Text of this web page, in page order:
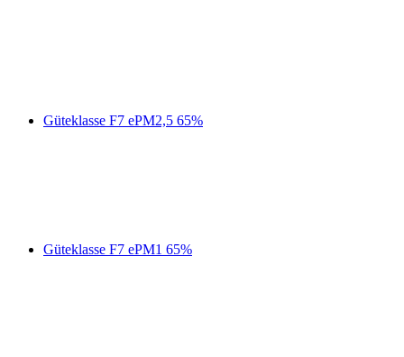
Güteklasse F7 ePM2,5 65%
Güteklasse F7 ePM1 65%